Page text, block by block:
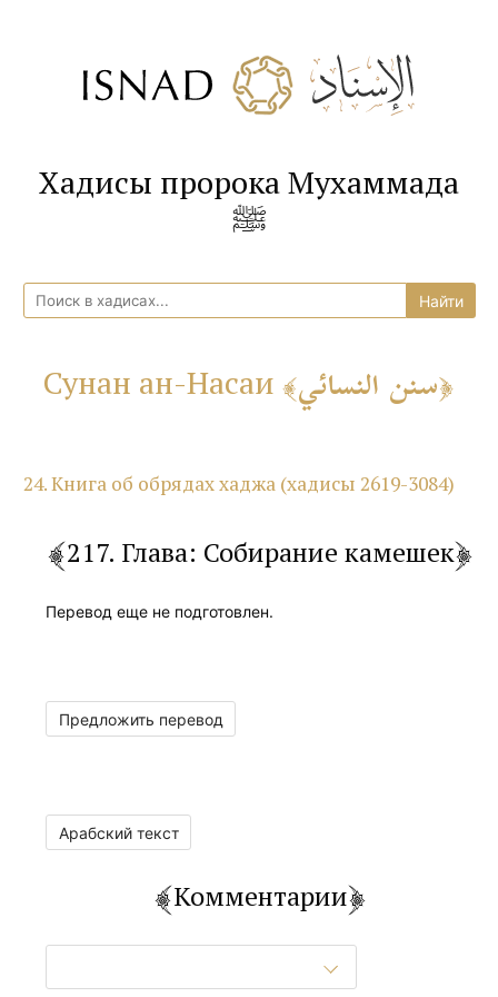
Хадисы пророка Мухаммада
ﷺ
Сунан ан-Насаи سنن النسائي
24. Книга об обрядах хаджа (хадисы 2619-3084)
217. Глава: Собирание камешек
Перевод еще не подготовлен.
Предложить перевод
Арабский текст
Комментарии